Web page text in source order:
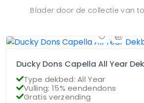
Blader door de collectie van
Ducky Dons Capella All Year
Type dekbed: All Year
Vulling: 15% eendendons
Gratis verzending